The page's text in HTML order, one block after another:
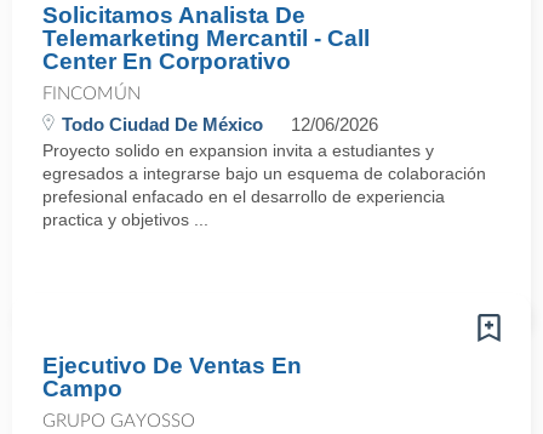
Solicitamos Analista De
Telemarketing Mercantil - Call
Center En Corporativo
FINCOMÚN
Todo Ciudad De México 12/06/2026
Proyecto solido en expansion invita a estudiantes y
egresados a integrarse bajo un esquema de colaboración
prefesional enfacado en el desarrollo de experiencia
practica y objetivos ...
Ejecutivo De Ventas En
Campo
GRUPO GAYOSSO